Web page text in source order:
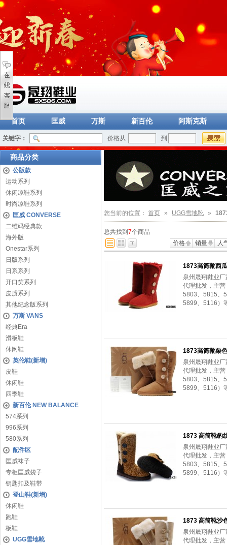
首页 匡威 万斯 新百伦 阿斯克斯
关键字： 价格从 到
商品分类
公版款
运动系列
休闲凉鞋系列
时尚凉鞋系列
匡威 CONVERSE
二维码经典款
海外版
Onestar系列
日版系列
日系系列
开口笑系列
皮质系列
其他纪念版系列
万斯 VANS
经典Era
滑板鞋
休闲鞋
英伦鞋(新增)
皮鞋
休闲鞋
四季鞋
新百伦 NEW BALANCE
574系列
996系列
580系列
配件区
匡威袜子
专柜匡威袋子
钥匙扣及鞋带
登山鞋(新增)
休闲鞋
跑鞋
板鞋
UGG雪地靴
您当前的位置： 首页 » UGG雪地靴 »
总共找到 7个商品
价格
销量 人
1873高筒靴西
泉州晟翔鞋业
代理批发，主
5803、5815、
5899、5116）
1873高筒靴栗色
泉州晟翔鞋业
代理批发，主
5803、5815、
5899、5116）
1873 高筒靴豹
泉州晟翔鞋业
代理批发，主
5803、5815、
5899、5116）
1873 高筒靴沙
泉州晟翔鞋业
代理批发，主